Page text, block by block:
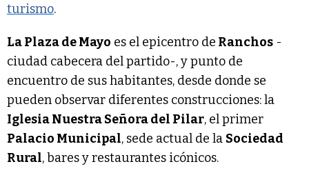
turismo.
La Plaza de Mayo es el epicentro de Ranchos -
ciudad cabecera del partido-, y punto de
encuentro de sus habitantes, desde donde se
pueden observar diferentes construcciones: la
Iglesia Nuestra Señora del Pilar, el primer
Palacio Municipal, sede actual de la Sociedad
Rural, bares y restaurantes icónicos.